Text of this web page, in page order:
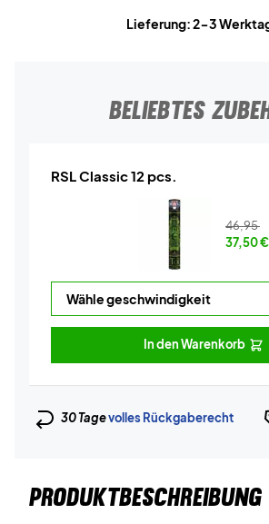
Lieferung: 2-3
BELIEBTES
RSL Classic 12 pcs.
46,95
37,50€
In den Warenkorb
30 Tagevolles Rückgaberecht
PRODUKTBESCHREIBUNG